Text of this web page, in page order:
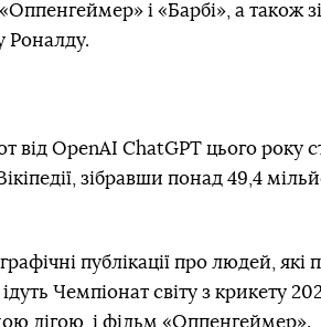
і «Барбі», а також
Роналду.
від OpenAI ChatGPT цього року
зібравши понад 49,4
публікації про людей, які
ідуть Чемпіонат світу з крикету
лігою, і фільм «Оппенгеймер».